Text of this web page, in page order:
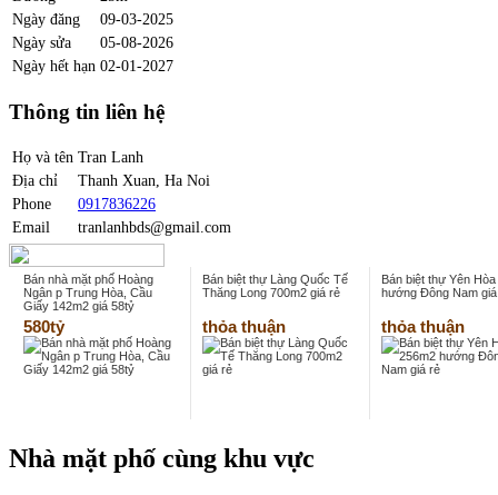
Ngày đăng
09-03-2025
Ngày sửa
05-08-2026
Ngày hết hạn 02-01-2027
Thông tin liên hệ
Họ và tên Tran Lanh
Địa chỉ
Thanh Xuan, Ha Noi
Phone
0917836226
Email
tranlanhbds@gmail.com
Bán nhà mặt phố Hoàng
Ngân p Trung Hòa, Cầu
Giấy 142m2 giá 58tỷ
580tỷ
Bán biệt thự Làng Quốc Tế
Thăng Long 700m2 giá rẻ
thỏa thuận
Bán biệt thự Yên
hướng Đông Nam
thỏa thuận
Nhà mặt phố cùng khu vực